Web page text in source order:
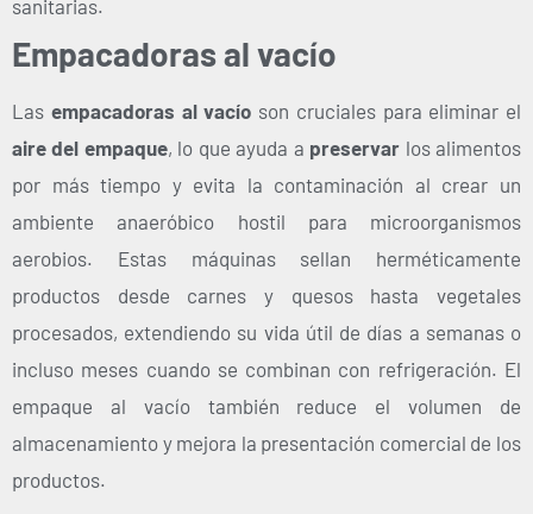
sanitarias.
Empacadoras al vacío
Las empacadoras al vacío son cruciales para eliminar el
aire del empaque, lo que ayuda a preservar los alimentos
por más tiempo y evita la contaminación al crear un
ambiente anaeróbico hostil para microorganismos
aerobios. Estas máquinas sellan herméticamente
productos desde carnes y quesos hasta vegetales
procesados, extendiendo su vida útil de días a semanas o
incluso meses cuando se combinan con refrigeración. El
empaque al vacío también reduce el volumen de
almacenamiento y mejora la presentación comercial de los
productos.